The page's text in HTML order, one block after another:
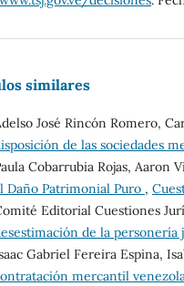
similares
José Rincón Romero,
de las sociedades
Cobarrubia Rojas, Aaron
Daño Patrimonial Puro ,
Editorial Cuestiones
de la personería
Gabriel Fereira Espina,
mercantil